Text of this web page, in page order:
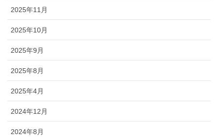
2025年11月
2025年10月
2025年9月
2025年8月
2025年4月
2024年12月
2024年8月